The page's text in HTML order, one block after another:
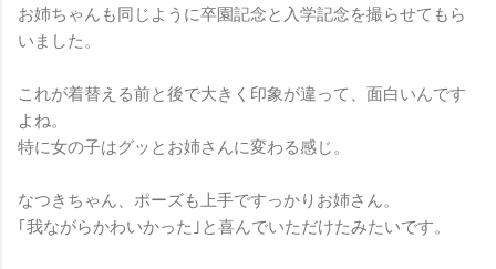
お姉ちゃんも同じように卒園記念と入学記念を撮らせてもら
いました。
これが着替える前と後で大きく印象が違って、面白いんです
よね。
特に女の子はグッとお姉さんに変わる感じ。
なつきちゃん、ポーズも上手ですっかりお姉さん。
｢我ながらかわいかった｣と喜んでいただけたみたいです。